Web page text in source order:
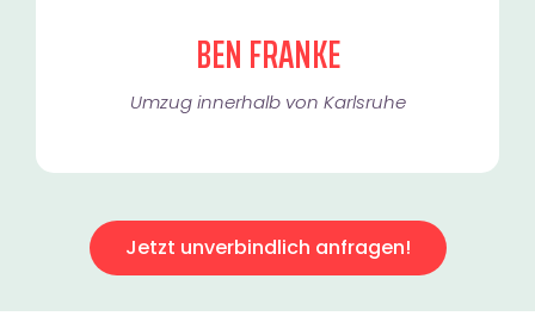
BEN FRANKE
Umzug innerhalb von Karlsruhe​
Jetzt unverbindlich anfragen!